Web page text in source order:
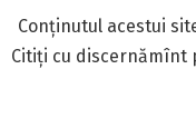
Conținutul acestui
Citiți cu discernămînt